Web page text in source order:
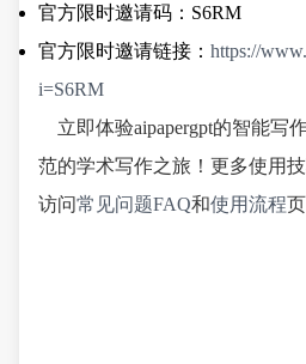
官方限时邀请码：S6RM
官方限时邀请链接： https://
i=S6RM
立即体验aipapergpt的智能写
范的学术写作之旅！更多使用
访问常见问题FAQ和使用流程页